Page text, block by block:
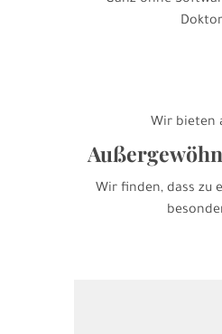
Wir bieten
Wir finden, dass zu